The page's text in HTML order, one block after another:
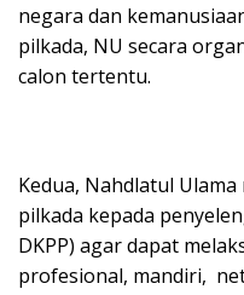
negara dan
pilkada, NU secara
calon tertentu.
Kedua, Nahdlatul
pilkada kepada
DKPP) agar dapat
profesional, mandiri,